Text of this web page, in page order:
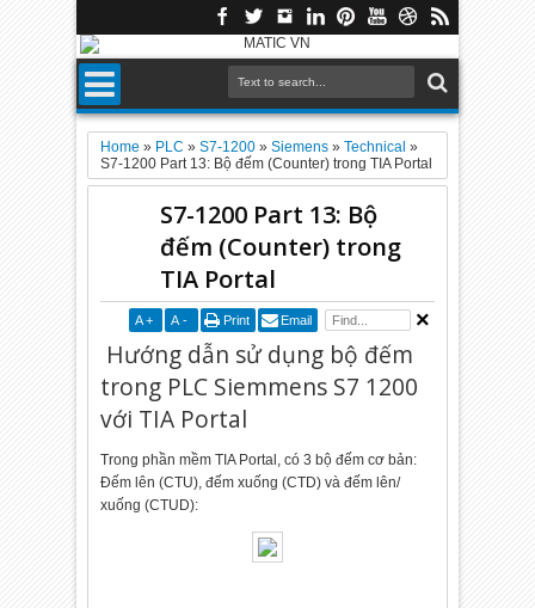
Home » PLC »S7-1200 »Siemens »Technical »
S7-1200 Part 13: Bộ đếm (Counter) trong TIA Portal
S7-1200 Part 13: Bộ
đếm (Counter) trong
TIA Portal
A + A - Print Email
Hướng dẫn sử dụng bộ đếm
trong PLC Siemmens S7 1200
với TIA Portal
Trong phần mềm TIA Portal, có 3 bộ đếm cơ bản:
Đếm lên (CTU), đếm xuống (CTD) và đếm lên/
xuống (CTUD):